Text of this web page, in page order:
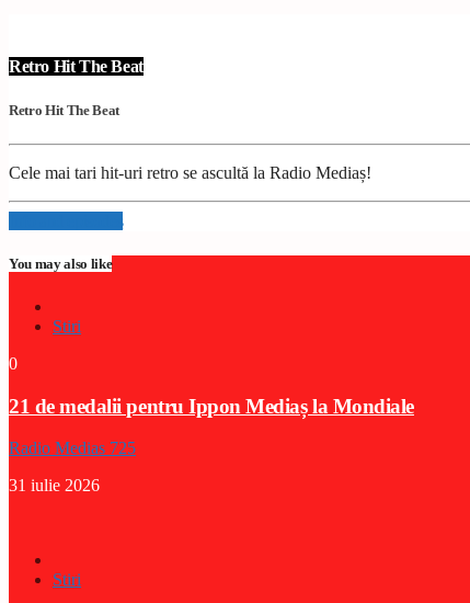
Retro Hit The Beat
Retro Hit The Beat
Cele mai tari hit-uri retro se ascultă la Radio Mediaș!
Info and episodes
You may also like
Stiri
0
21 de medalii pentru Ippon Mediaș la Mondiale
Radio Medias 725
31 iulie 2026
Stiri